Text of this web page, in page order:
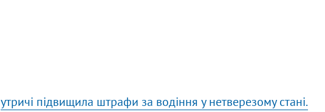
утричі підвищила штрафи за водіння у нетверезому стані.